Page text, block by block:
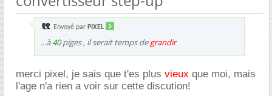
Envoyé par PIXEL
...à40piges , il serait temps degrandir
merci pixel, je sais que t'es plus vieux que moi, mais
l'age n'a rien a voir sur cette discution!